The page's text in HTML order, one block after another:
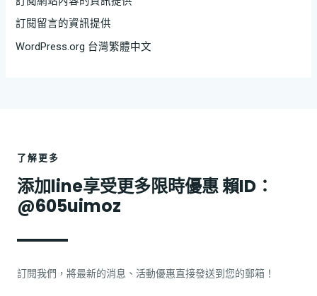
訂閱留言的資訊提供
WordPress.org 台灣繁體中文
了解更多
添加line享受更多限時優惠 賴ID：
@605uimoz
訂閱我們，將最新的消息、活動優惠直接發送到您的郵箱！